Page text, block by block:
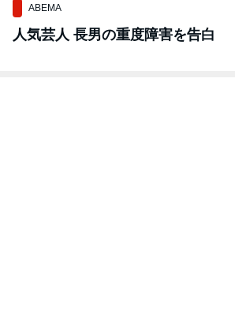
ABEMA
人気芸人 長男の重度障害を告白